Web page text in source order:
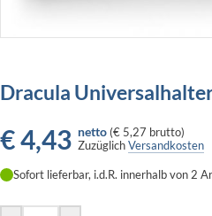
Dracula
€4,43 netto (€ 5,27 brutto)
ZuzüglichVersandkosten
Sofort lieferbar, i.d.R. innerhalb von 2